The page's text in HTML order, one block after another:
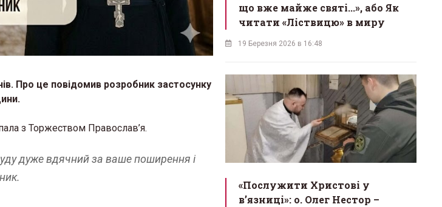
Про це повідомив розробник застосунку
з Торжеством Православ’я.
дуже вдячний за ваше поширення і
що вже майже святі...», або Як
читати «Ліствицю» в миру
19 Березня 2026 в 16:48
«Послужити Христові у
вʼязниці»: о. Олег Нестор –